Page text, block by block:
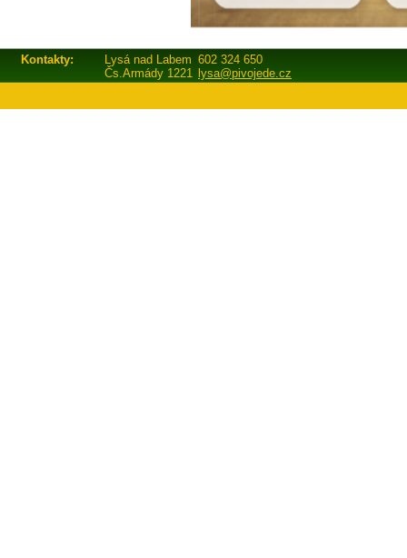
Kontakty: Lysá nad Labem 602 324 650
Čs.Armády 1221 lysa@pivojede.cz